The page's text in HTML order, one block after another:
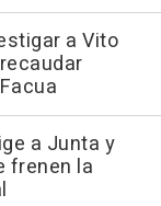
a Vito
a Junta y
frenen la